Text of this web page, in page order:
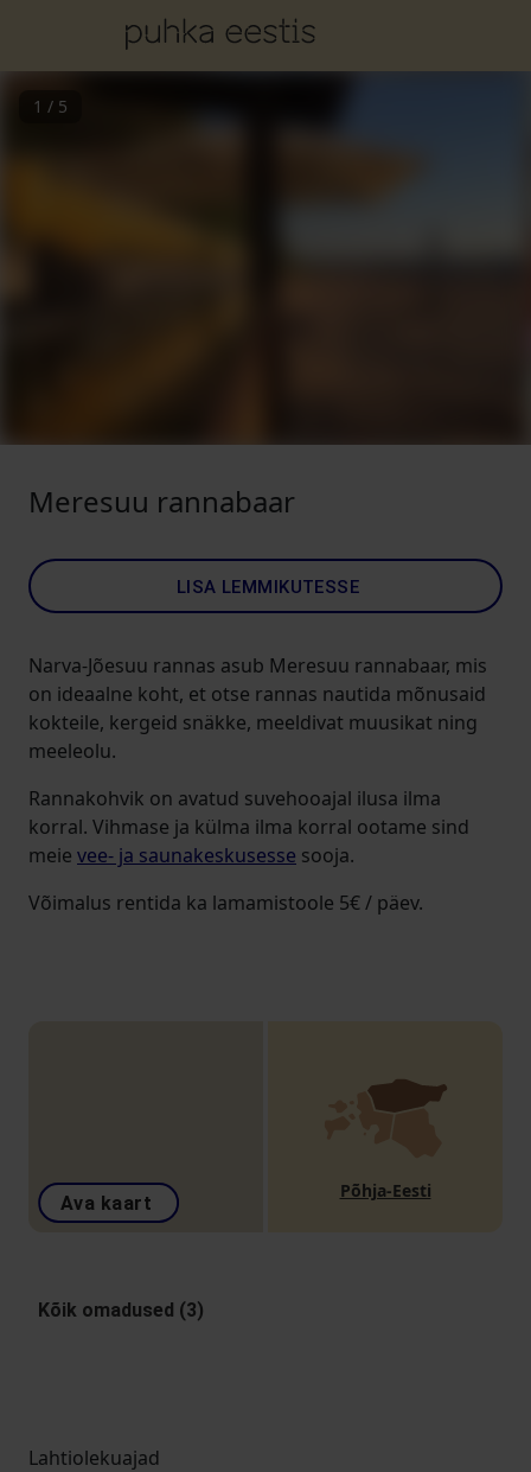
1 / 5
Meresuu rannabaar
LISA LEMMIKUTESSE
Narva-Jõesuu rannas asub Meresuu rannabaar, mis
on ideaalne koht, et otse rannas nautida mõnusaid
kokteile, kergeid snäkke, meeldivat muusikat ning
meeleolu.
Rannakohvik on avatud suvehooajal ilusa ilma
korral. Vihmase ja külma ilma korral ootame sind
meie vee- ja saunakeskusesse sooja.
Võimalus rentida ka lamamistoole 5€ / päev.
Ava kaart
Põhja-Eesti
Kõik omadused (3)
Lahtiolekuajad